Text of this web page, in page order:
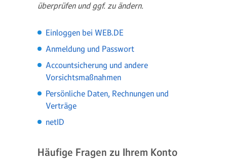
überprüfen und ggf. zu ändern.
Einloggen bei WEB.DE
Anmeldung und Passwort
Accountsicherung und andere
Vorsichtsmaßnahmen
Persönliche Daten, Rechnungen und
Verträge
netID
Häufige Fragen zu Ihrem Konto